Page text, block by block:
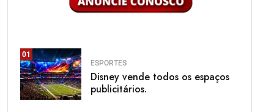
01
ESPORTES
Disney vende todos os espaços
publicitários.